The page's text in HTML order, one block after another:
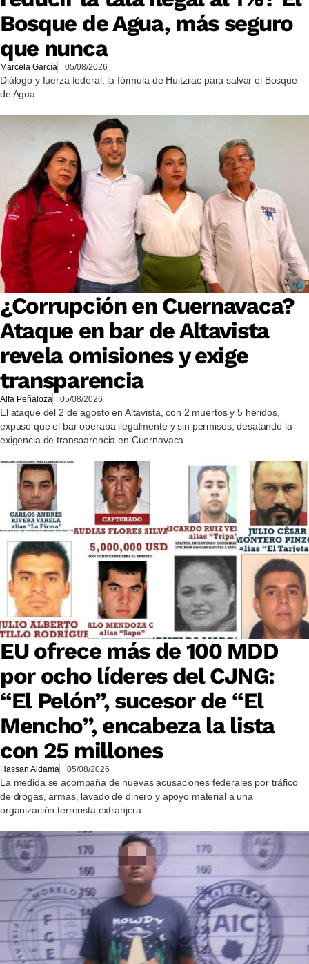
Bosque de Agua, más seguro
que nunca
Marcela García 05/08/2026
Diálogo y fuerza federal: la fórmula de Huitzilac para salvar el Bosque
de Agua
¿Corrupción en Cuernavaca?
Ataque en bar de Altavista
revela omisiones y exige
transparencia
Alfa Peñaloza 05/08/2026
El ataque del 2 de agosto en Altavista, con 2 muertos y 5 heridos,
expuso que el bar operaba ilegalmente y sin permisos, desatando la
exigencia de transparencia en Cuernavaca
EU ofrece más de 100 MDD
por ocho líderes del CJNG:
“El Pelón”, sucesor de “El
Mencho”, encabeza la lista
con 25 millones
Hassan Aldama 05/08/2026
La medida se acompaña de nuevas acusaciones federales por tráfico
de drogas, armas, lavado de dinero y apoyo material a una
organización terrorista extranjera.